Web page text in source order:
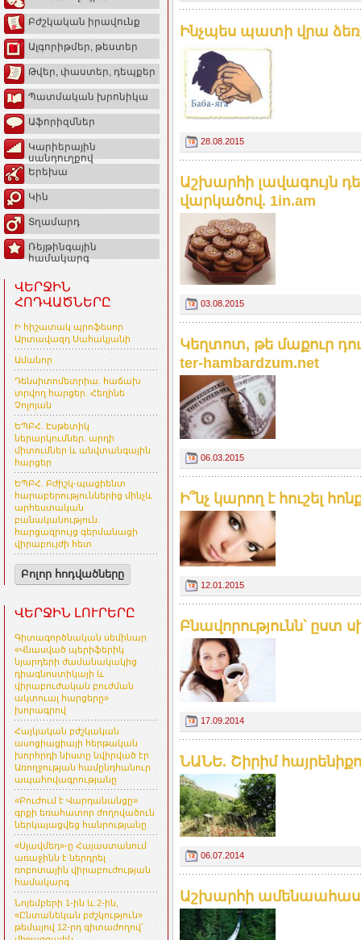
Բժշկական իրավունք
Ալգորիթմեր, թեստեր
Թվեր, փաստեր, դեպքեր
Պատմական խրոնիկա
Աֆորիզմներ
Կարիերային
սանդուղքով
Երեխա
Կին
Տղամարդ
Ռեյթինգային
համակարգ
ՎԵՐՋԻՆ
ՀՈԴՎԱԾՆԵՐԸ
Ի հիշատակ պրոֆեսոր
Արտավազդ Սահակյանի
Ամանոր
Դենսիտոմետրիա. հաճախ
տրվող հարցեր. Հեղինե
Չոլոյան
ԵՊԲՀ. Էսթետիկ
ներարկումներ. արդի
միտումներ և անվտանգային
հարցեր
ԵՊԲՀ. Բժիշկ-պացիենտ
հարաբերություններից մինչև
արհեստական
բանականություն.
հարցազրույց գերմանացի
վիրաբույժի հետ
Բոլոր հոդվածները
ՎԵՐՋԻՆ ԼՈՒՐԵՐԸ
Գիտագործնական սեմինար
«Վնասված պերիֆերիկ
նյարդերի ժամանակակից
դիագնոստիկայի և
վիրաբուժական բուժման
ակտուալ հարցերը»
խորագրով
Հայկական բժշկական
ասոցիացիայի հերթական
խորհրդի նիստը նվիրված էր
Առողջության համընդհանուր
ապահովագրությանը
«Բուժում է Վարդանանցը»
գրքի եռահատոր ժողովածուն
ներկայացվեց հանրությանը
«Սլավմեդ»-ը Հայաստանում
առաջինն է ներդրել
ռոբոտային վիրաբուժության
համակարգ
Նոյեմբերի 1-ին և 2-ին,
«Ընտանեկան բժշկություն»
թեմայով 12-րդ գիտաժողով՝
Ինչպես պատի վրա
28.08.2015
Աշխարհի լավագույն
վարկածով. 1in.am
03.08.2015
Կեղտոտ, թե մաքուր
ter-hambardzum.net
06.03.2015
Ի՞նչ կարող է հուշել
12.01.2015
Բնավորությունն՝ ըստ
17.09.2014
ՆԱՆԵ. Շիրիմ
06.07.2014
Աշխարհի